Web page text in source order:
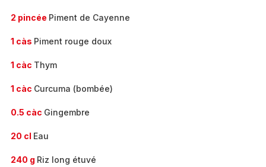
2 pincée Piment de Cayenne
1 càs Piment rouge doux
1 càc Thym
1 càc Curcuma (bombée)
0.5 càc Gingembre
20 cl Eau
240 g Riz long étuvé